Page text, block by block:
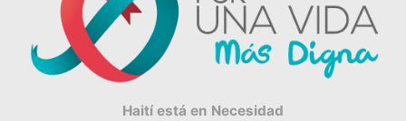
Haití está en Necesidad